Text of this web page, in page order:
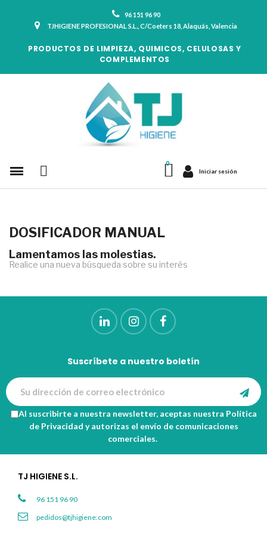
96 151 96 90
TJHIGIENE PROFESIONAL S.L., C/Coeters 18, Alaquás, Valencia
PRODUCTOS DE LIMPIEZA, QUIMICOS, CELULOSAS Y
COMPLEMENTOS
Iniciar sesión
DOSIFICADOR MANUAL
Lamentamos las molestias.
Realice una nueva búsqueda sobre su interés
Suscríbete a nuestro boletín
Al suscribirte a nuestra newsletter, aceptas nuestra Política
de Privacidad y autorizas el envío de comunicaciones
comerciales.
TJ HIGIENE S.L.
96 151 96 90
pedidos@tjhigiene.com